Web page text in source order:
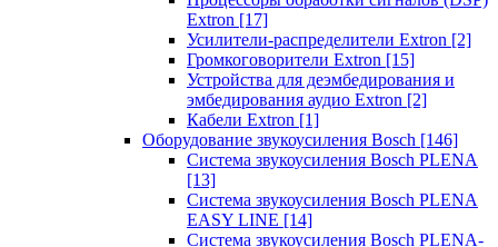
Extron [17]
Усилители-распределители Extron [2]
Громкоговорители Extron [15]
Устройства для деэмбедирования и
эмбедирования аудио Extron [2]
Кабели Extron [1]
Оборудование звукоусиления Bosch [146]
Система звукоусиления Bosch PLENA
[13]
Система звукоусиления Bosch PLENA
EASY LINE [14]
Система звукоусиления Bosch PLENA-